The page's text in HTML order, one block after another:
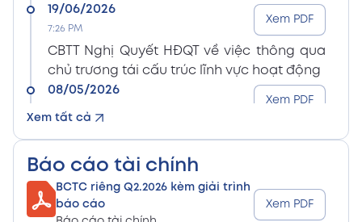
Xem tất cả
19/06/2026
7:26 PM
CBTT Nghị Quyết HĐQT về việc thông qua
chủ trương tái cấu trúc lĩnh vực hoạt động
Xem PDF
08/05/2026
8:15 PM
Xem PDF
8:15 PM
CBTT Điều lệ Công ty sửa đổi bổ sung (Vn)
08/05/2026
Báo cáo tài chính
BCTC riêng Q2.2026 kèm giải trình
báo cáo
Xem PDF